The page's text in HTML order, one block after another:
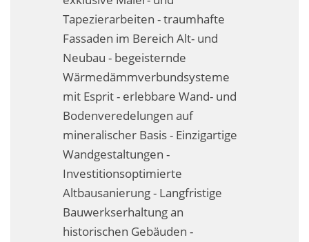
Kalkkind-Fachbetrieb – Sumpfkalk-Oberflächen
Malerarbeiten
Rostoptik
Tapezierarbeiten
Wandbegrünungen
Wärmedämmung / WDVS
Service ›
Entspannter Urlaubsservice
Tapezierarbeiten - traumhafte
Fassaden im Bereich Alt- und
Neubau - begeisternde
Wärmedämmverbundsysteme
mit Esprit - erlebbare Wand- und
Bodenveredelungen auf
mineralischer Basis - Einzigartige
Wandgestaltungen -
Investitionsoptimierte
Altbausanierung - Langfristige
Bauwerkserhaltung an
historischen Gebäuden -